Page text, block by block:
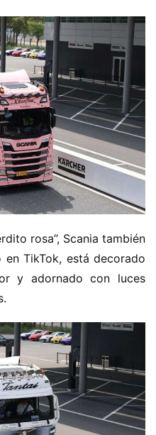
rosa”, Scania también
TikTok, está decorado
y adornado con luces